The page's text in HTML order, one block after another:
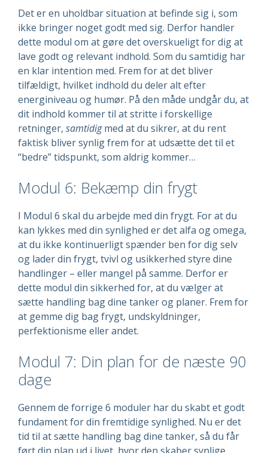
Det er en uholdbar situation at befinde sig i, som
ikke bringer noget godt med sig. Derfor handler
dette modul om at gøre det overskueligt for dig at
lave godt og relevant indhold. Som du samtidig har
en klar intention med. Frem for at det bliver
tilfældigt, hvilket indhold du deler alt efter
energiniveau og humør. På den måde undgår du, at
dit indhold kommer til at stritte i forskellige
retninger, samtidigmed at du sikrer, at du rent
faktisk bliver synlig frem for at udsætte det til et
“bedre” tidspunkt, som aldrig kommer…
Modul 6: Bekæmp din frygt
I Modul 6 skal du arbejde med din frygt. For at du
kan lykkes med din synlighed er det alfa og omega,
at du ikke kontinuerligt spænder ben for dig selv
og lader din frygt, tvivl og usikkerhed styre dine
handlinger – eller mangel på samme. Derfor er
dette modul din sikkerhed for, at du vælger at
sætte handling bag dine tanker og planer. Frem for
at gemme dig bag frygt, undskyldninger,
perfektionisme eller andet.
Modul 7: Din plan for de næste 90
dage
Gennem de forrige 6 moduler har du skabt et godt
fundament for din fremtidige synlighed. Nu er det
tid til at sætte handling bag dine tanker, så du får